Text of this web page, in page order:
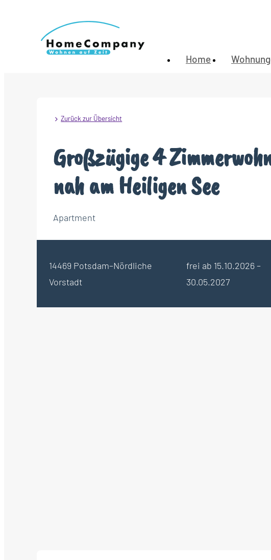
Home
Zurück zur Übersicht
Großzügige 4
nah am Heiligen See
Apartment
14469 Potsdam–Nördliche
Vorstadt
frei ab 15.10.2026 –
30.05.2027